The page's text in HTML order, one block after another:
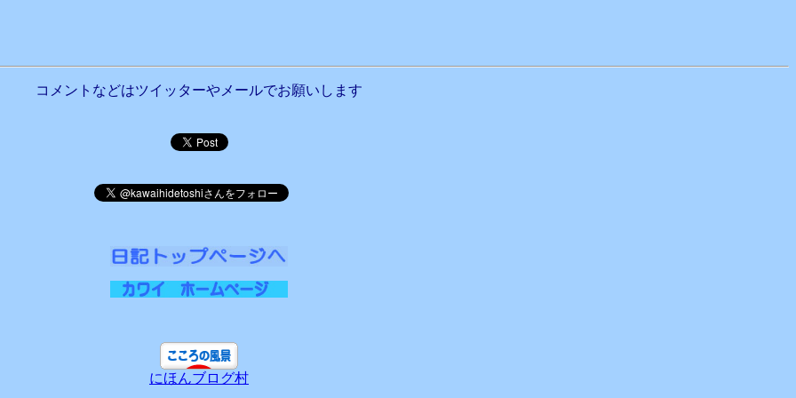
コメントなどはツイッターやメールでお願いします
にほんブログ村